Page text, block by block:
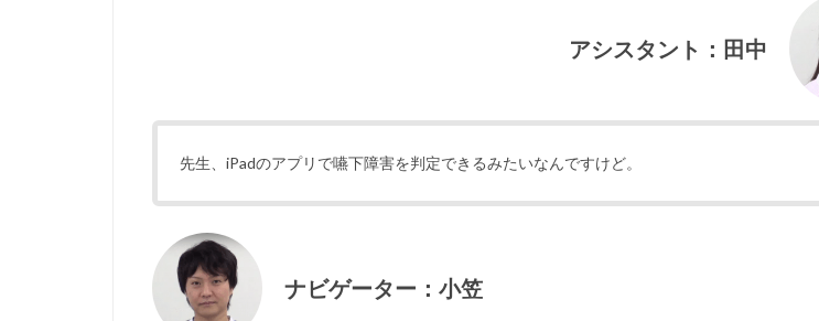
アシスタント：田中
先生、iPadのアプリで嚥下障害を判定できるみたいなんですけど。
ナビゲーター：小笠